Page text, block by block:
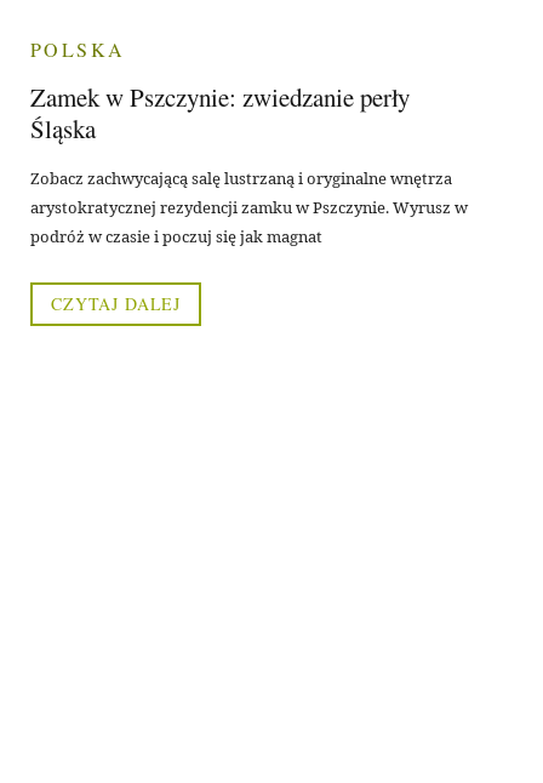
POLSKA
Zamek w Pszczynie: zwiedzanie perły
Śląska
Zobacz zachwycającą salę lustrzaną i oryginalne wnętrza
arystokratycznej rezydencji zamku w Pszczynie. Wyrusz w
podróż w czasie i poczuj się jak magnat
CZYTAJ DALEJ